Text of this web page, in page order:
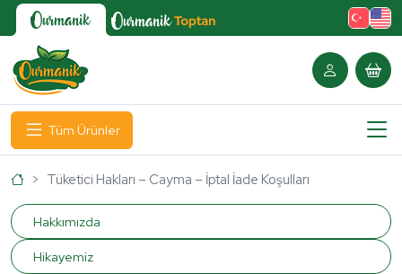
Tüm Ürünler
Ana Sayfa
Tüketici Hakları – Cayma – İptal İade Koşulları
Tüketici Hakları – Cayma – İptal İade
Hakkımızda
Hikayemiz